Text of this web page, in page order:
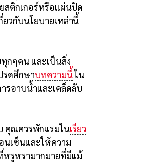
สติกเกอร์หรือแผ่นปิด
ยวกับนโยบายเหล่านี้
กๆคน และเป็นสิ่ง
รดศึกษาบทความนี้ใน
รอาบน้ำและเคล็ดลับ
คุณควรพักแรมในเรียว
นเซ็นและให้ความ
หรูหรามากมายที่มีแม้